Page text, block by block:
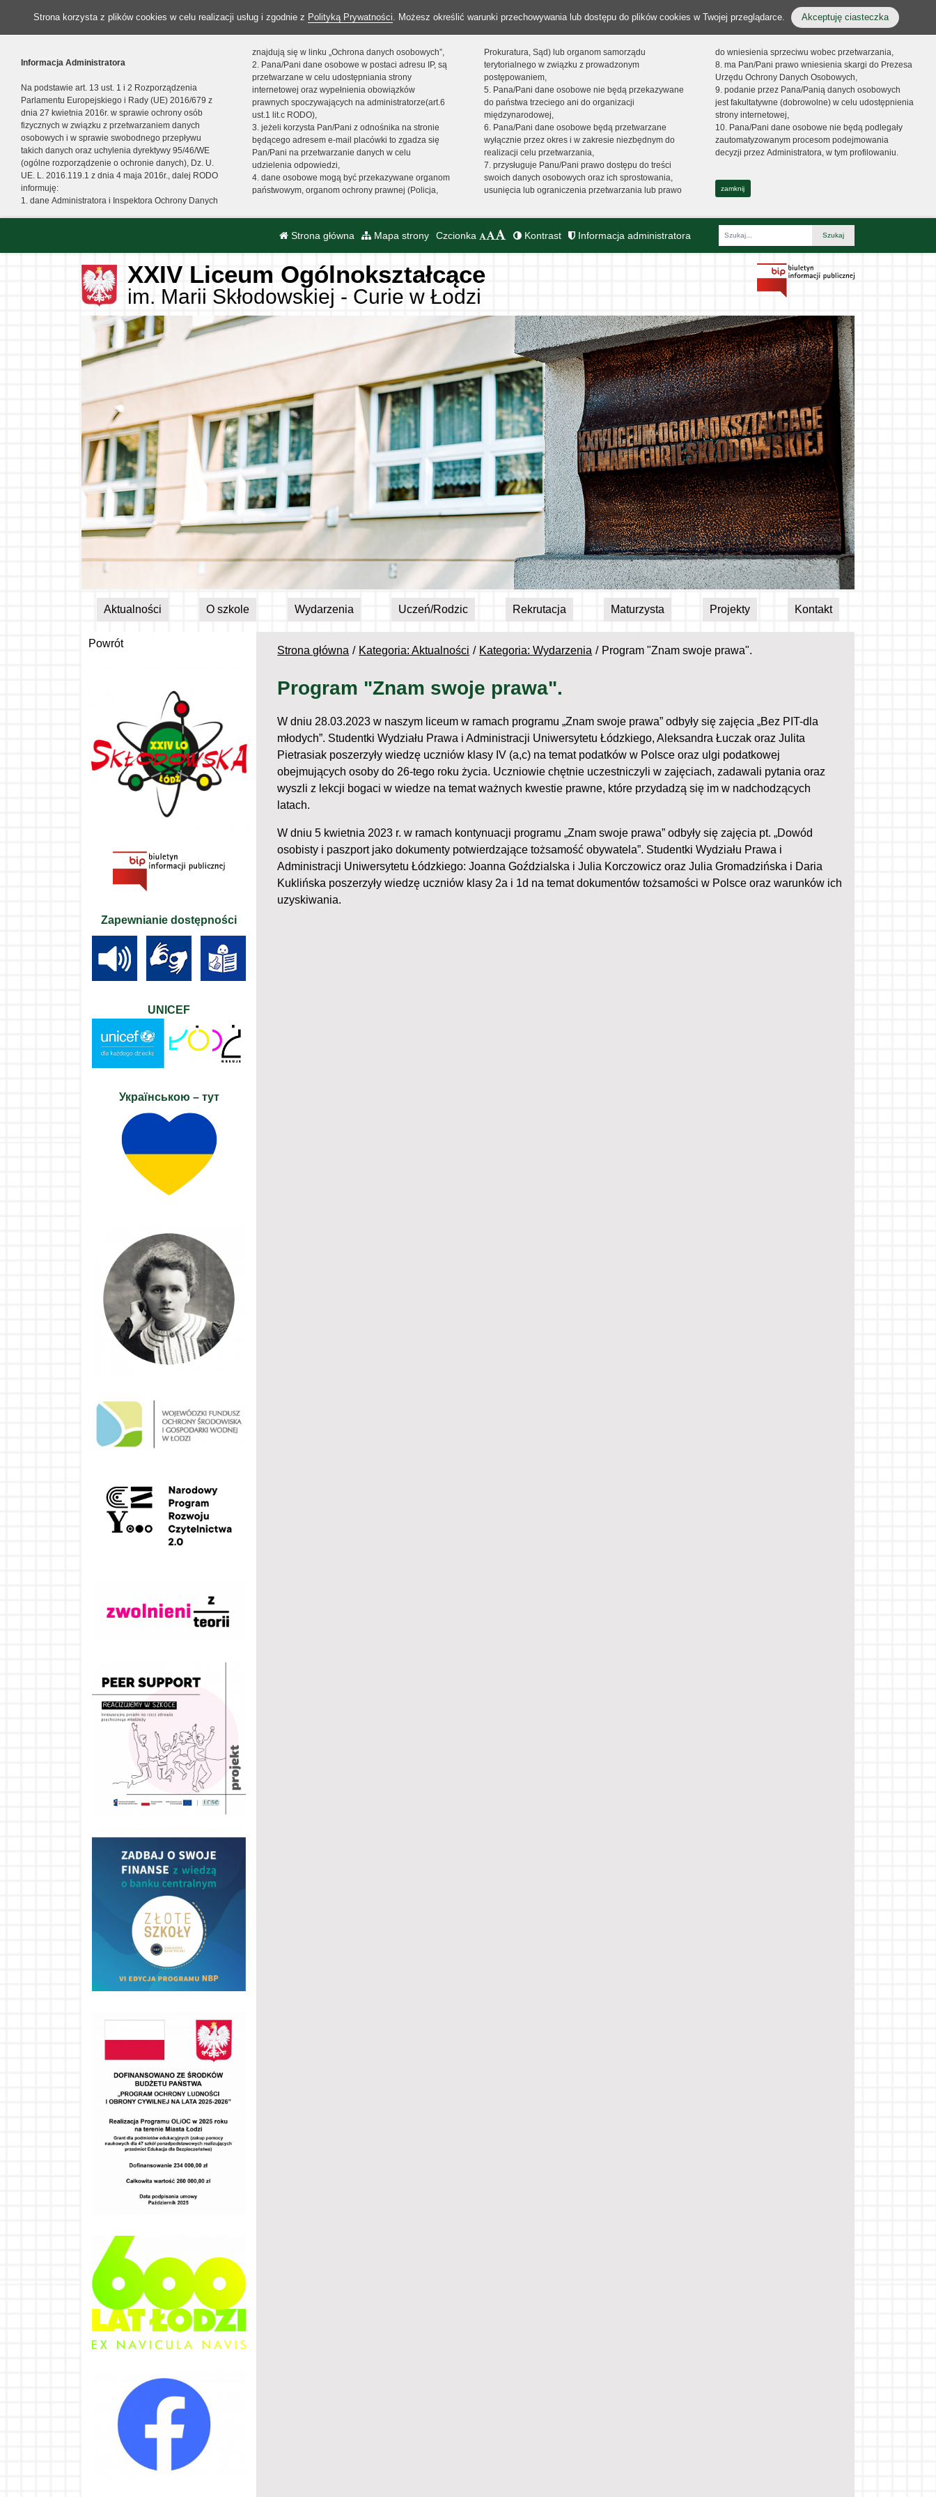
Strona korzysta z plików cookies w celu realizacji usług i zgodnie z Polityką Prywatności. Możesz określić warunki przechowywania lub dostępu do plików cookies w Twojej przeglądarce. Akceptuję ciasteczka
Informacja Administratora
Na podstawie art. 13 ust. 1 i 2 Rozporządzenia
Parlamentu Europejskiego i Rady (UE) 2016/679 z
dnia 27 kwietnia 2016r. w sprawie ochrony osób
fizycznych w związku z przetwarzaniem danych
osobowych i w sprawie swobodnego przepływu
takich danych oraz uchylenia dyrektywy 95/46/WE
(ogólne rozporządzenie o ochronie danych), Dz. U.
UE. L. 2016.119.1 z dnia 4 maja 2016r., dalej RODO
informuję:
1. dane Administratora i Inspektora Ochrony Danych
znajdują się w linku „Ochrona danych osobowych”,
2. Pana/Pani dane osobowe w postaci adresu IP, są
przetwarzane w celu udostępniania strony
internetowej oraz wypełnienia obowiązków
prawnych spoczywających na administratorze(art.6
ust.1 lit.c RODO),
3. jeżeli korzysta Pan/Pani z odnośnika na stronie
będącego adresem e-mail placówki to zgadza się
Pan/Pani na przetwarzanie danych w celu
udzielenia odpowiedzi,
4. dane osobowe mogą być przekazywane organom
państwowym, organom ochrony prawnej (Policja,
Prokuratura, Sąd) lub organom samorządu
terytorialnego w związku z prowadzonym
postępowaniem,
5. Pana/Pani dane osobowe nie będą przekazywane
do państwa trzeciego ani do organizacji
międzynarodowej,
6. Pana/Pani dane osobowe będą przetwarzane
wyłącznie przez okres i w zakresie niezbędnym do
realizacji celu przetwarzania,
7. przysługuje Panu/Pani prawo dostępu do treści
swoich danych osobowych oraz ich sprostowania,
usunięcia lub ograniczenia przetwarzania lub prawo
do wniesienia sprzeciwu wobec przetwarzania,
8. ma Pan/Pani prawo wniesienia skargi do Prezesa
Urzędu Ochrony Danych Osobowych,
9. podanie przez Pana/Panią danych osobowych
jest fakultatywne (dobrowolne) w celu udostępnienia
strony internetowej,
10. Pana/Pani dane osobowe nie będą podlegały
zautomatyzowanym procesom podejmowania
decyzji przez Administratora, w tym profilowaniu.
zamknij
Strona główna Mapa strony Czcionka Kontrast Informacja administratora
Fraza
XXIV Liceum Ogólnokształcące
im. Marii Skłodowskiej - Curie w Łodzi
Aktualności O szkole Wydarzenia Uczeń/Rodzic Rekrutacja Maturzysta Projekty Kontakt
Strona główna Kategoria: Aktualności Kategoria: Wydarzenia Program "Znam swoje prawa".
Program "Znam swoje prawa".
W dniu 28.03.2023 w naszym liceum w ramach programu „Znam swoje prawa” odbyły się zajęcia „Bez PIT-dla
młodych”. Studentki Wydziału Prawa i Administracji Uniwersytetu Łódzkiego, Aleksandra Łuczak oraz Julita
Pietrasiak poszerzyły wiedzę uczniów klasy IV (a,c) na temat podatków w Polsce oraz ulgi podatkowej
obejmujących osoby do 26-tego roku życia. Uczniowie chętnie uczestniczyli w zajęciach, zadawali pytania oraz
wyszli z lekcji bogaci w wiedze na temat ważnych kwestie prawne, które przydadzą się im w nadchodzących
latach.
W dniu 5 kwietnia 2023 r. w ramach kontynuacji programu „Znam swoje prawa” odbyły się zajęcia pt. „Dowód
osobisty i paszport jako dokumenty potwierdzające tożsamość obywatela”. Studentki Wydziału Prawa i
Administracji Uniwersytetu Łódzkiego: Joanna Goździalska i Julia Korczowicz oraz Julia Gromadzińska i Daria
Kuklińska poszerzyły wiedzę uczniów klasy 2a i 1d na temat dokumentów tożsamości w Polsce oraz warunków ich
uzyskiwania.
Powrót
Zapewnianie dostępności
UNICEF
Українською – тут